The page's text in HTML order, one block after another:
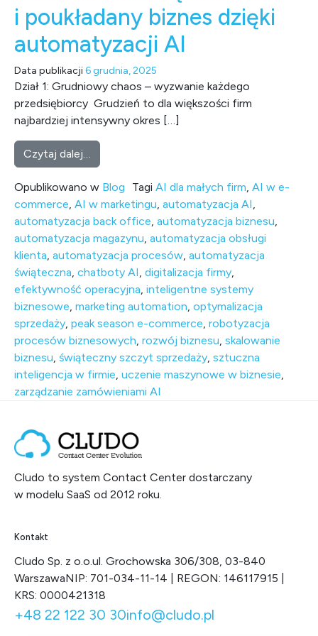
i poukładany biznes dzięki
automatyzacji AI
Data publikacji6 grudnia, 2025
Dział 1: Grudniowy chaos – wyzwanie każdego
przedsiębiorcy Grudzień to dla większości firm
najbardziej intensywny okres […]
Czytaj dalej…
Opublikowano w Blog Tagi AI dla małych firm, AI w e-
commerce, AI w marketingu, automatyzacja AI,
automatyzacja back office, automatyzacja biznesu,
automatyzacja magazynu, automatyzacja obsługi
klienta, automatyzacja procesów, automatyzacja
świąteczna, chatboty AI, digitalizacja firmy,
efektywność operacyjna, inteligentne systemy
biznesowe, marketing automation, optymalizacja
sprzedaży, peak season e-commerce, robotyzacja
procesów biznesowych, rozwój biznesu, skalowanie
biznesu, świąteczny szczyt sprzedaży, sztuczna
inteligencja w firmie, uczenie maszynowe w biznesie,
zarządzanie zamówieniami AI
Cludo to system Contact Center dostarczany
w modelu SaaS od 2012 roku.
Kontakt
Cludo Sp. z o.o.ul. Grochowska 306/308, 03-840
WarszawaNIP: 701-034-11-14 | REGON: 146117915 |
KRS: 0000421318
+48 22 122 30 30info@cludo.pl